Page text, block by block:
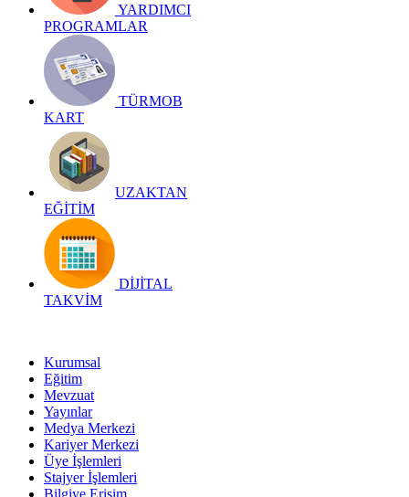
YARDIMCI
PROGRAMLAR
TÜRMOB
KART
UZAKTAN
EĞİTİM
DİJİTAL
TAKVİM
Kurumsal
Eğitim
Mevzuat
Yayınlar
Medya Merkezi
Kariyer Merkezi
Üye İşlemleri
Stajyer İşlemleri
Bilgiye Erişim